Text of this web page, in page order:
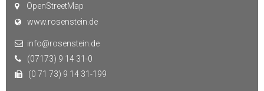
OpenStreetMap
www.rosenstein.de
info@rosenstein.de
(07173) 9 14 31-0
(0 71 73) 9 14 31-199